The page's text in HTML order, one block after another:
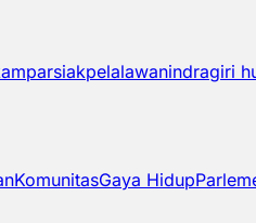
siakpelalawanindragiri
KomunitasGaya Hidup